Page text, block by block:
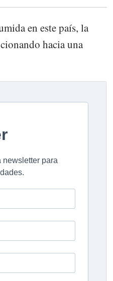
en este país, la
hacia una